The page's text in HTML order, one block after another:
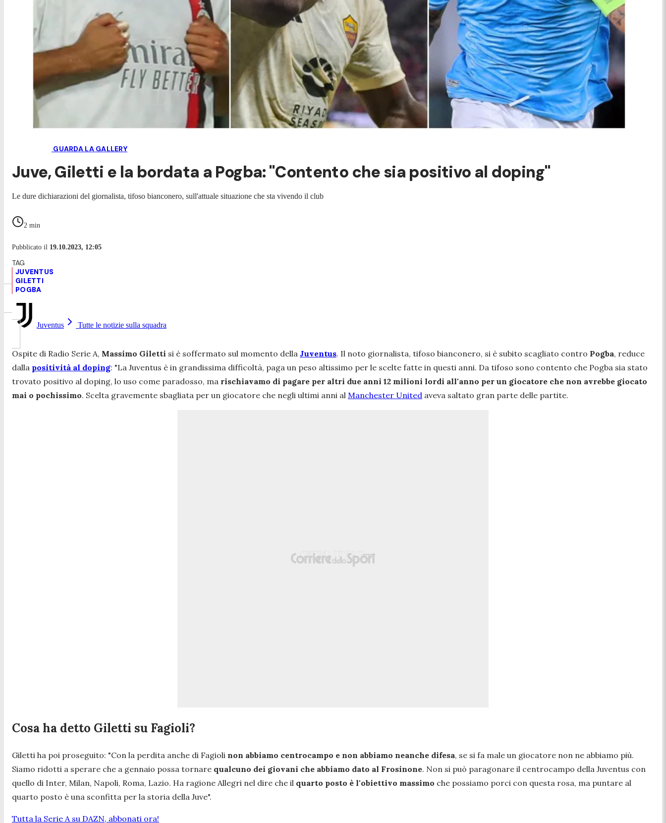
GUARDA LA GALLERY
Juve, Giletti e la bordata a Pogba: "Contento che sia positivo al doping"
Le dure dichiarazioni del giornalista, tifoso bianconero, sull'attuale situazione che sta vivendo il club
2 min
Pubblicato il 19.10.2023, 12:05
JUVENTUS
GILETTI
POGBA
Juventus Tutte le notizie sulla squadra
Ospite di Radio Serie A, Massimo Giletti si è soffermato sul momento della Juventus. Il noto giornalista, tifoso bianconero, si è subito scagliato contro Pogba, reduce
dalla positività al doping: "La Juventus è in grandissima difficoltà, paga un peso altissimo per le scelte fatte in questi anni. Da tifoso sono contento che Pogba sia stato
trovato positivo al doping, lo uso come paradosso, ma rischiavamo di pagare per altri due anni 12 milioni lordi all'anno per un giocatore che non avrebbe giocato
mai o pochissimo. Scelta gravemente sbagliata per un giocatore che negli ultimi anni al Manchester United aveva saltato gran parte delle partite.
Cosa ha detto Giletti su Fagioli?
Giletti ha poi proseguito: "Con la perdita anche di Fagioli non abbiamo centrocampo e non abbiamo neanche difesa, se si fa male un giocatore non ne abbiamo più.
Siamo ridotti a sperare che a gennaio possa tornare qualcuno dei giovani che abbiamo dato al Frosinone. Non si può paragonare il centrocampo della Juventus con
quello di Inter, Milan, Napoli, Roma, Lazio. Ha ragione Allegri nel dire che il quarto posto è l'obiettivo massimo che possiamo porci con questa rosa, ma puntare al
quarto posto è una sconfitta per la storia della Juve".
Tutta la Serie A su DAZN, abbonati ora!